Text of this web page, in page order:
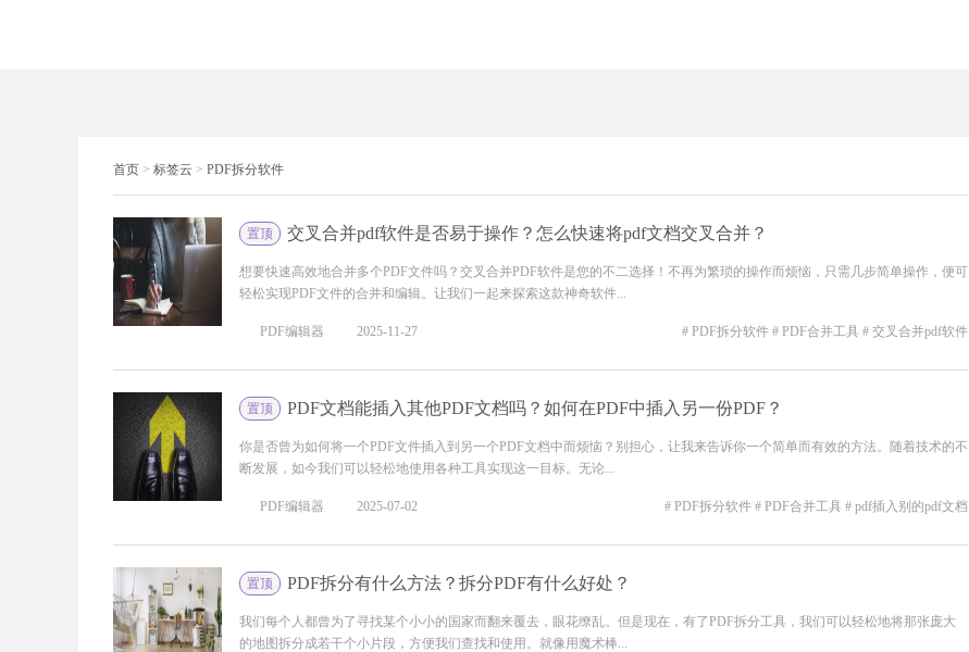
首页 > 标签云 > PDF拆分软件
置顶 交叉合并pdf软件是否易于操作？怎么快速将pdf文档交叉合并？
想要快速高效地合并多个PDF文件吗？交叉合并PDF软件是您的不二选择！不再为繁琐的操作而烦恼，只需几步简单操作，便可
轻松实现PDF文件的合并和编辑。让我们一起来探索这款神奇软件...
PDF编辑器 2025-11-27 # PDF拆分软件 # PDF合并工具 # 交叉合并pdf软件
置顶 PDF文档能插入其他PDF文档吗？如何在PDF中插入另一份PDF？
你是否曾为如何将一个PDF文件插入到另一个PDF文档中而烦恼？别担心，让我来告诉你一个简单而有效的方法。随着技术的不
断发展，如今我们可以轻松地使用各种工具实现这一目标。无论...
PDF编辑器 2025-07-02 # PDF拆分软件 # PDF合并工具 # pdf插入别的pdf文档
置顶 PDF拆分有什么方法？拆分PDF有什么好处？
我们每个人都曾为了寻找某个小小的国家而翻来覆去，眼花缭乱。但是现在，有了PDF拆分工具，我们可以轻松地将那张庞大
的地图拆分成若干个小片段，方便我们查找和使用。就像用魔术棒...